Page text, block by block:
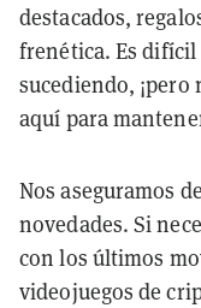
destacados,
frenética. Es
sucediendo, ¡pero
aquí para
Nos aseguramos
novedades. Si
con los últimos
videojuegos de